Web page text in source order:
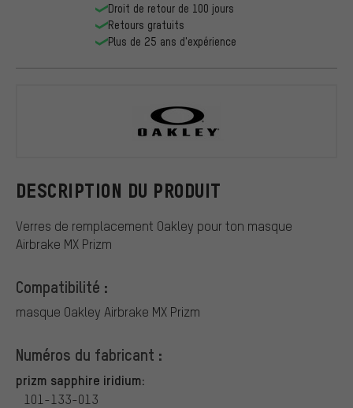
DESCRIPTION DU PRODUIT
Verres de remplacement Oakley pour ton masque
Airbrake MX Prizm
Compatibilité :
masque Oakley Airbrake MX Prizm
Numéros du fabricant :
prizm sapphire iridium:
101-133-013
Droit de retour de 100 jours
Retours gratuits
Plus de 25 ans d'expérience